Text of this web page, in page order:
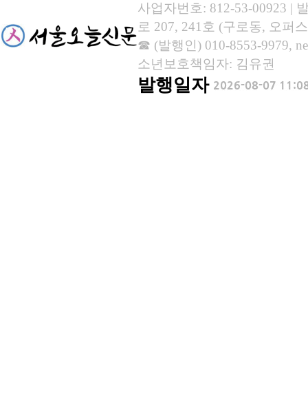
사업자번호: 812-53-00923 |
로 207, 241호 (구로동, 오퍼
☎ (발행인) 010-8553-9979,
소년보호책임자: 김유권
발행일자